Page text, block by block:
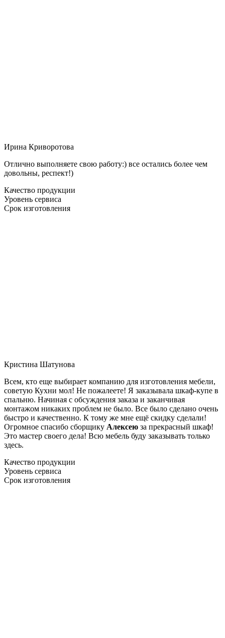
Ирина Криворотова
Отлично выполняете свою работу:) все остались более чем
довольны, респект!)
Качество продукции
Уровень сервиса
Срок изготовления
Кристина Шатунова
Всем, кто еще выбирает компанию для изготовления мебели,
советую Кухни мол! Не пожалеете! Я заказывала шкаф-купе в
спальню. Начиная с обсуждения заказа и заканчивая
монтажом никаких проблем не было. Все было сделано очень
быстро и качественно. К тому же мне ещё скидку сделали!
Огромное спасибо сборщику Алексею за прекрасный шкаф!
Это мастер своего дела! Всю мебель буду заказывать только
здесь.
Качество продукции
Уровень сервиса
Срок изготовления